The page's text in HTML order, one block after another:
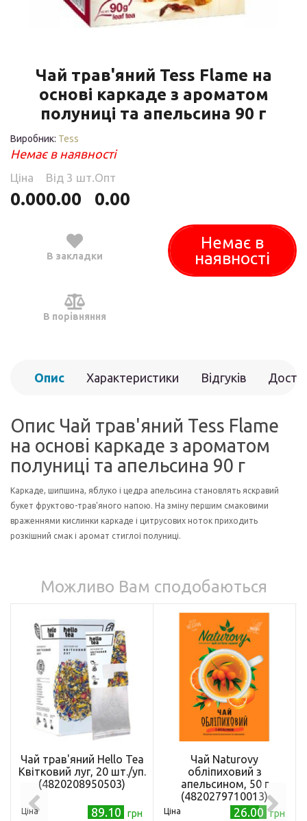
Чай трав'яний Tess Flame на
основі каркаде з ароматом
полуниці та апельсина 90 г
Виробник: Tess
Немає в наявності
Ціна
0.00
Від 3 шт.
0.00
Опт
0.00
В закладки
В порівняння
Немає в
наявності
Опис Характеристики Відгуків
Опис Чай трав'яний Tess Flame
на основі каркаде з ароматом
полуниці та апельсина 90 г
Каркаде, шипшина, яблуко і цедра апельсина становлять яскравий
букет фруктово-трав'яного напою. На зміну першим смаковими
враженнями кислинки каркаде і цитрусових ноток приходить
розкішний смак і аромат стиглої полуниці.
Можливо Вам сподобаються
Чай трав'яний Hello Tea
Квітковий луг, 20 шт./уп.
(4820208950503)
Ціна 89.10 грн
Чай Naturovy
обліпиховий з
апельсином, 50 г
(4820279710013)
Ціна 26.00 грн